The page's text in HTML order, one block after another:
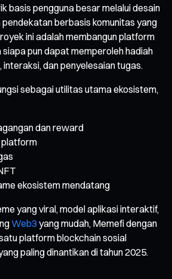
basis pengguna besar melalui desain
pendekatan berbasis komunitas yang
ini adalah membangun platform
siapa pun dapat memperoleh hadiah
interaksi, dan penyelesaian tugas.
sebagai utilitas utama ekosistem,
dan reward
platform
ekosistem mendatang
yang viral, model aplikasi interaktif,
Web3 yang mudah, Memefi dengan
platform blockchain sosial
paling dinantikan di tahun 2025.